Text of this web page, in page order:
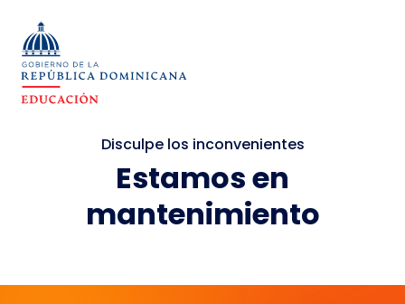
Disculpe los inconvenientes
Estamos en
mantenimiento